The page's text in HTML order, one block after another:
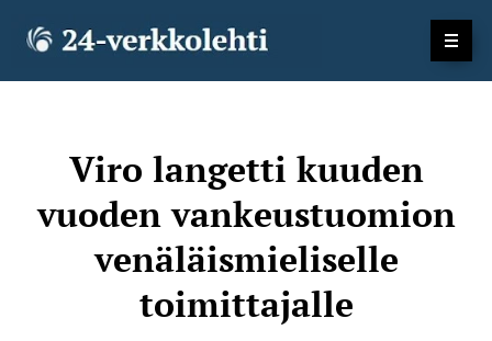
Viro langetti kuuden
vuoden vankeustuomion
venäläismieliselle
toimittajalle